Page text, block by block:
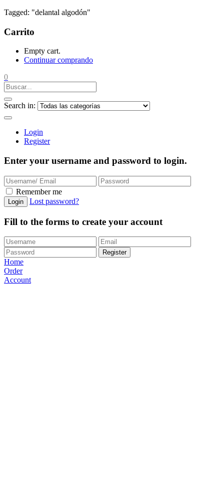
Tagged: "delantal algodón"
Carrito
Empty cart.
Continuar comprando
0
Search in:
Login
Register
Enter your username and password to login.
Remember me
Login Lost password?
Fill to the forms to create your account
Register
Home
Order
Account